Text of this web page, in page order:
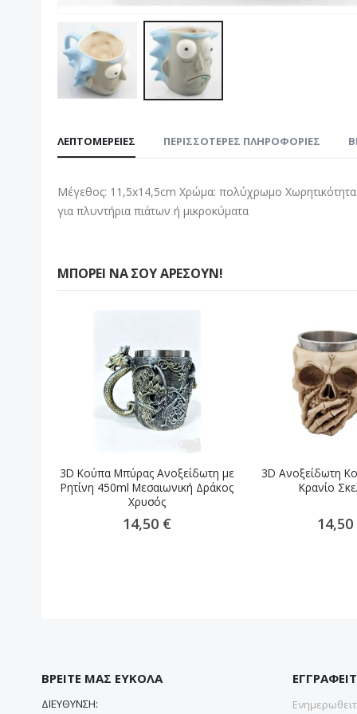
αρχή
συλλογής
εικόνων
ΛΕΠΤΟΜΈΡΕΙΕΣ
Μέγεθος: 11,5x14,5cm Χρώμα: πολύχρωμο
για πλυντήρια πιάτων ή μικροκύματα
ΠΕΡΙΣΣΌΤΕΡΕΣ ΠΛΗΡΟΦΟΡΊΕΣ
ΜΠΟΡΕΊ ΝΑ ΣΟΥ ΑΡΈΣΟΥΝ!
3D Κούπα Μπύρας Ανοξείδωτη με
Ρητίνη 450ml Μεσαιωνική Δράκος
Xρυσός
14,50 €
3D Ανοξείδωτη
Κρανίο
14,50
ΒΡΕΙΤΕ ΜΑΣ ΕΥΚΟΛΑ
ΔΙΕΥΘΥΝΣΗ: